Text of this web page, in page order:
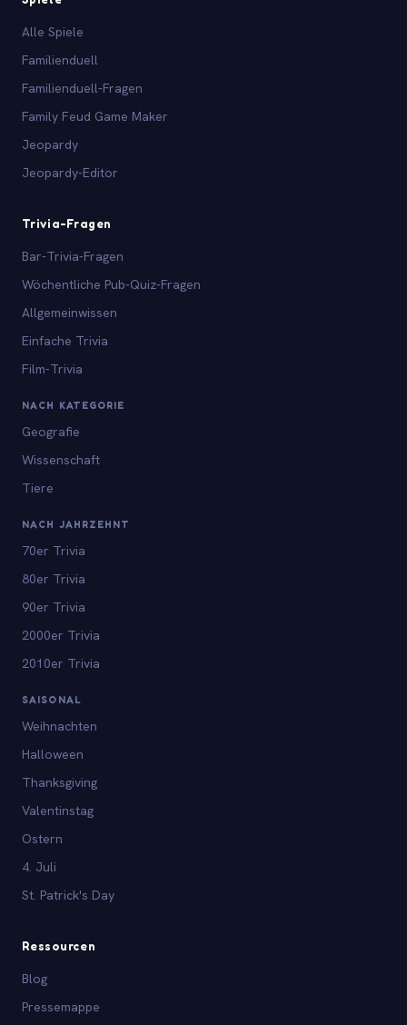
Alle Spiele
Familienduell
Familienduell-Fragen
Family Feud Game Maker
Jeopardy
Jeopardy-Editor
Trivia-Fragen
Bar-Trivia-Fragen
Wöchentliche Pub-Quiz-Fragen
Allgemeinwissen
Einfache Trivia
Film-Trivia
NACH KATEGORIE
Geografie
Wissenschaft
Tiere
NACH JAHRZEHNT
70er Trivia
80er Trivia
90er Trivia
2000er Trivia
2010er Trivia
SAISONAL
Weihnachten
Halloween
Thanksgiving
Valentinstag
Ostern
4. Juli
St. Patrick's Day
Ressourcen
Blog
Pressemappe